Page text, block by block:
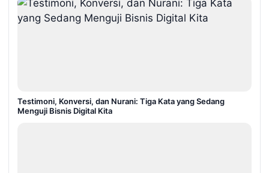
Testimoni, Konversi, dan Nurani: Tiga Kata yang Sedang
Menguji Bisnis Digital Kita